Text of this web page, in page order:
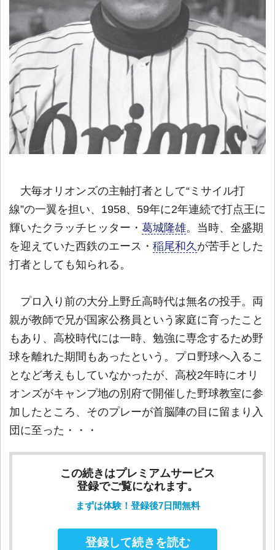
大毎オリオンズの主軸打者として“ミサイル打
線”の一翼を担い、1958、59年に2年連続で打点王に
輝いたクラッチヒッター・ 葛城隆雄。当時、全盛期
を迎えていた西鉄のエース・ 稲尾和久が苦手とした
打者としても知られる。
プロ入り前の大分上野丘高時代は無名の投手。両
親が教師で兄が国家公務員という家庭に育ったこと
もあり、高校時代には一時、勉強に専念するため野
球を離れた期間もあったという。プロ野球へ入るこ
となど考えもしていなかったが、高校2年時にオリ
オンズがキャンプ地の別府で開催した野球教室に参
加したところ、そのプレーが首脳陣の目に留まり入
団に至った・・・
この続きはプレミアムサービス
登録でご覧になれます。
まずは体験！登録後7日間無料
登録して続きを読む